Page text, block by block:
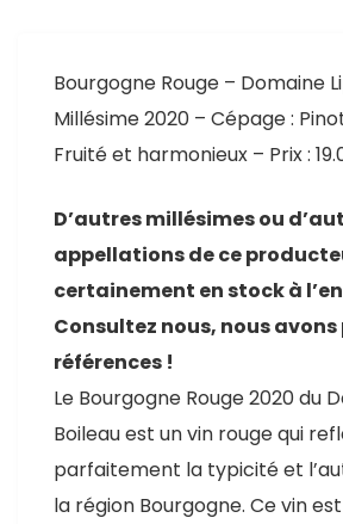
Bourgogne Rouge – Domaine
Millésime 2020 – Cépage :
Fruité et harmonieux – Prix :
D’autres millésimes ou
appellations de ce
certainement en stock à
Consultez nous, nous avons
références !
Le Bourgogne Rouge 2020 du
Boileau est un vin rouge qui
parfaitement la typicité et
la région Bourgogne. Ce vin